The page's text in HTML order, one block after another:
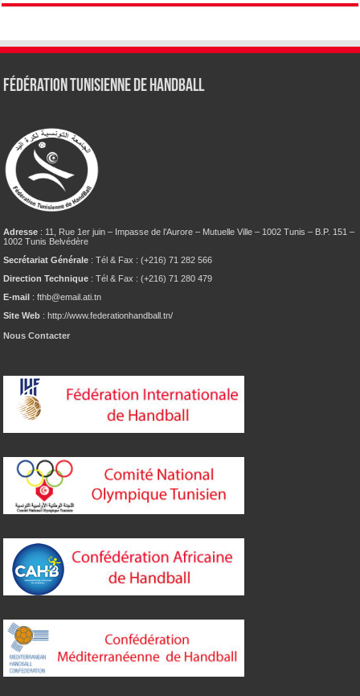
Fédération tunisienne de Handball
Adresse : 11, Rue 1er juin – Impasse de l’Aurore – Mutuelle Ville – 1002 Tunis – B.P. 151 –
1002 Tunis Belvédère
Secrétariat Générale : Tél & Fax : (+216) 71 282 566
Direction Technique : Tél & Fax : (+216) 71 280 479
E-mail : fthb@email.ati.tn
Site Web : http://www.federationhandball.tn/
Nous Contacter